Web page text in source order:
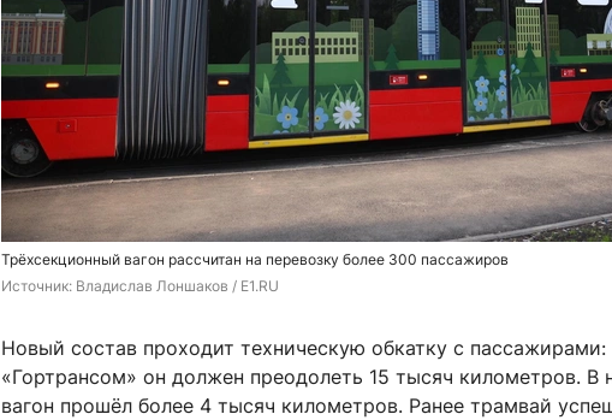
Трёхсекционный вагон рассчитан на перевозку более 300 пассажиров
Источник: Владислав Лоншаков / E1.RU
Новый состав проходит техническую обкатку с
«Гортрансом» он должен преодолеть 15 тысяч километров. В
вагон прошёл более 4 тысяч километров. Ранее трамвай